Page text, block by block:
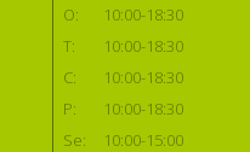
O:
10:00-18:30
T:
10:00-18:30
C:
10:00-18:30
P:
10:00-18:30
Se:
10:00-15:00